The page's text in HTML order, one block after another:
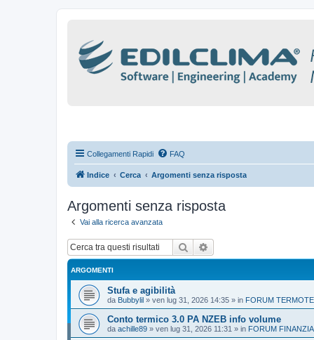
Collegamenti Rapidi FAQ
Indice Cerca Argomenti senza risposta
Argomenti senza risposta
Vai alla ricerca avanzata
Cerca
ARGOMENTI
Stufa e agibilità
da Bubbylil » ven lug 31, 2026 14:35 » in FORUM
Conto termico 3.0 PA NZEB info volume
da achille89 » ven lug 31, 2026 11:31 » in FORUM